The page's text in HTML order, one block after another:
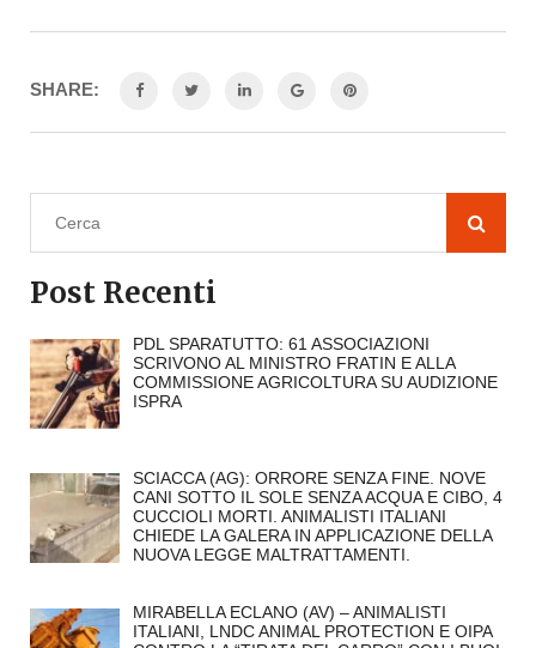
SHARE:
Post Recenti
PDL SPARATUTTO: 61 ASSOCIAZIONI
SCRIVONO AL MINISTRO FRATIN E ALLA
COMMISSIONE AGRICOLTURA SU AUDIZIONE
ISPRA
SCIACCA (AG): ORRORE SENZA FINE. NOVE
CANI SOTTO IL SOLE SENZA ACQUA E CIBO, 4
CUCCIOLI MORTI. ANIMALISTI ITALIANI
CHIEDE LA GALERA IN APPLICAZIONE DELLA
NUOVA LEGGE MALTRATTAMENTI.
MIRABELLA ECLANO (AV) – ANIMALISTI
ITALIANI, LNDC ANIMAL PROTECTION E OIPA